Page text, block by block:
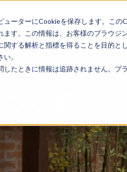
ューターにCookieを保存します。こ
す。この情報は、お客様のブラウ
する解析と指標を得ることを目的
。
たときに情報は追跡されません。ブ
ホーム 国別ガイド 現地リポ
水樓（